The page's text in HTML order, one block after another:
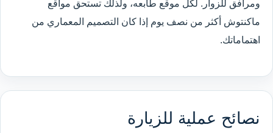
ومرافق للزوار. لكل موقع طابعه، ولذلك تستحق مواقع
ماكنتوش أكثر من نصف يوم إذا كان التصميم المعماري من
اهتماماتك.
نصائح عملية للزيارة